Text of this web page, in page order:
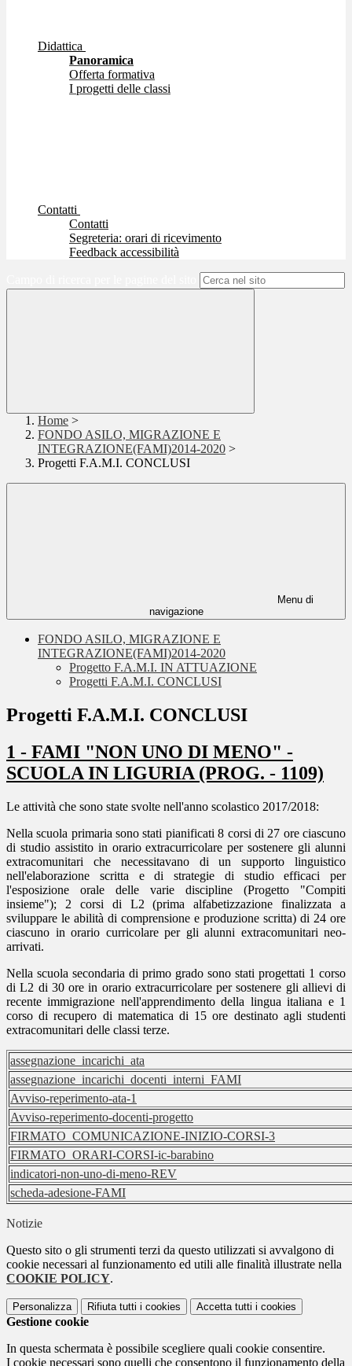
Didattica
Panoramica
Offerta formativa
I progetti delle classi
Contatti
Contatti
Segreteria: orari di ricevimento
Feedback accessibilità
Home >
FONDO ASILO, MIGRAZIONE E
INTEGRAZIONE(FAMI)2014-2020 >
Progetti F.A.M.I. CONCLUSI
Menu di
navigazione
FONDO ASILO, MIGRAZIONE E
INTEGRAZIONE(FAMI)2014-2020
Progetto F.A.M.I. IN ATTUAZIONE
Progetti F.A.M.I. CONCLUSI
Progetti F.A.M.I. CONCLUSI
1 - FAMI "NON UNO DI MENO" -
SCUOLA IN LIGURIA (PROG. - 1109)
Le attività che sono state svolte nell'anno scolastico 2017/2018:
Nella scuola primaria sono stati pianificati 8 corsi di 27 ore ciascuno
di studio assistito in orario extracurricolare per sostenere gli alunni
extracomunitari che necessitavano di un supporto linguistico
nell'elaborazione scritta e di strategie di studio efficaci per
l'esposizione orale delle varie discipline (Progetto "Compiti
insieme"); 2 corsi di L2 (prima alfabetizzazione finalizzata a
sviluppare le abilità di comprensione e produzione scritta) di 24 ore
ciascuno in orario curricolare per gli alunni extracomunitari neo-
arrivati.
Nella scuola secondaria di primo grado sono stati progettati 1 corso
di L2 di 30 ore in orario extracurricolare per sostenere gli allievi di
recente immigrazione nell'apprendimento della lingua italiana e 1
corso di recupero di matematica di 15 ore destinato agli studenti
extracomunitari delle classi terze.
assegnazione_incarichi_ata
assegnazione_incarichi_docenti_interni_FAMI
Avviso-reperimento-ata-1
Avviso-reperimento-docenti-progetto
FIRMATO_COMUNICAZIONE-INIZIO-CORSI-3
FIRMATO_ORARI-CORSI-ic-barabino
indicatori-non-uno-di-meno-REV
scheda-adesione-FAMI
Notizie
Questo sito o gli strumenti terzi da questo utilizzati si avvalgono di
cookie necessari al funzionamento ed utili alle finalità illustrate nella
COOKIE POLICY.
Personalizza Rifiuta tutti i cookies Accetta tutti i cookies
Gestione cookie
In questa schermata è possibile scegliere quali cookie consentire.
I cookie necessari sono quelli che consentono il funzionamento della